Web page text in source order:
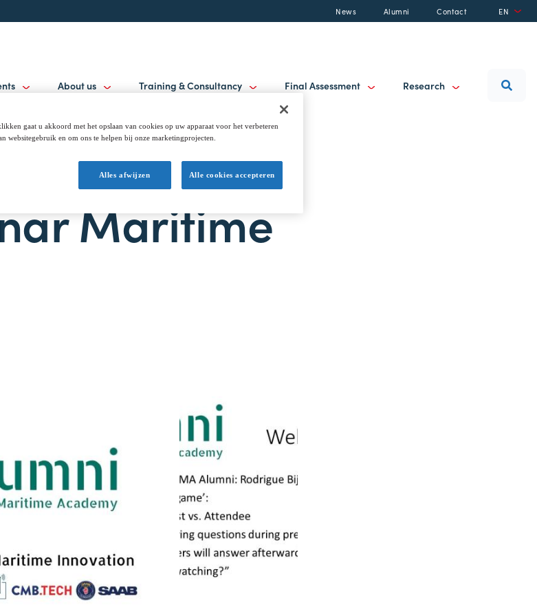
News Alumni Contact EN
About us Training & Consultancy Final Assessment Research
Maritime
gaat u akkoord met het opslaan van cookies op uw apparaat voor het verbeteren
websitegebruik en om ons te helpen bij onze marketingprojecten.
Alles afwijzen Alle cookies accepteren